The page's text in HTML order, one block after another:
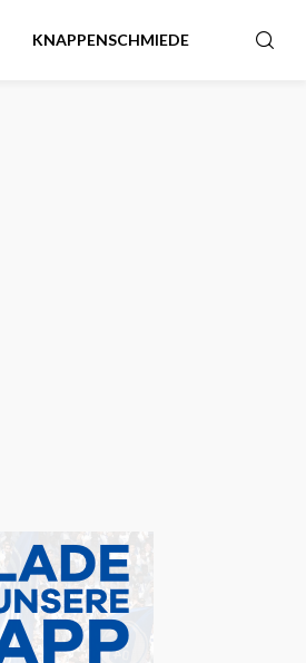
KNAPPENSCHMIEDE